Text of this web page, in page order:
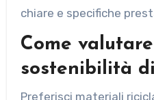
chiare e specifiche
Come
sostenibilità
Preferisci materiali